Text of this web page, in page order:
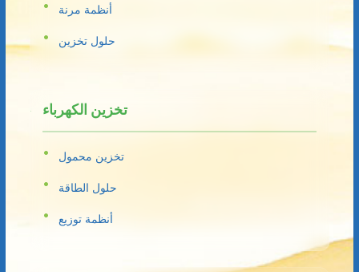
أنظمة مرنة
حلول تخزين
تخزين الكهرباء
تخزين محمول
حلول الطاقة
أنظمة توزيع